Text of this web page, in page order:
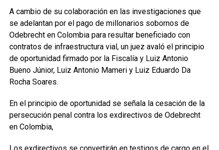
A cambio de su colaboración en las investigaciones que
se adelantan por el pago de millonarios sobornos de
Odebrecht en Colombia para resultar beneficiado con
contratos de infraestructura vial, un juez avaló el principio
de oportunidad firmado por la Fiscalía y Luiz Antonio
Bueno Júnior, Luiz Antonio Mameri y Luiz Eduardo Da
Rocha Soares.
En el principio de oportunidad se señala la cesación de la
persecución penal contra los exdirectivos de Odebrecht
en Colombia,